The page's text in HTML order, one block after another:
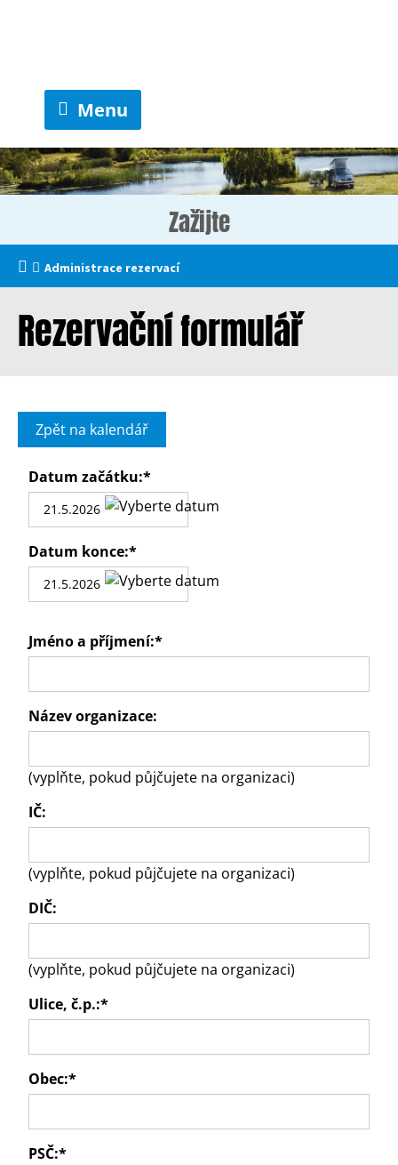
Menu
Zažijte
Administrace rezervací
Rezervační formulář
Zpět na kalendář
Datum začátku:*
Datum konce:*
Jméno a příjmení:*
Název organizace:
(vyplňte, pokud půjčujete na organizaci)
IČ:
(vyplňte, pokud půjčujete na organizaci)
DIČ:
(vyplňte, pokud půjčujete na organizaci)
Ulice, č.p.:*
Obec:*
PSČ:*